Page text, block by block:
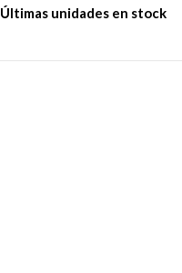
Últimas unidades en stock